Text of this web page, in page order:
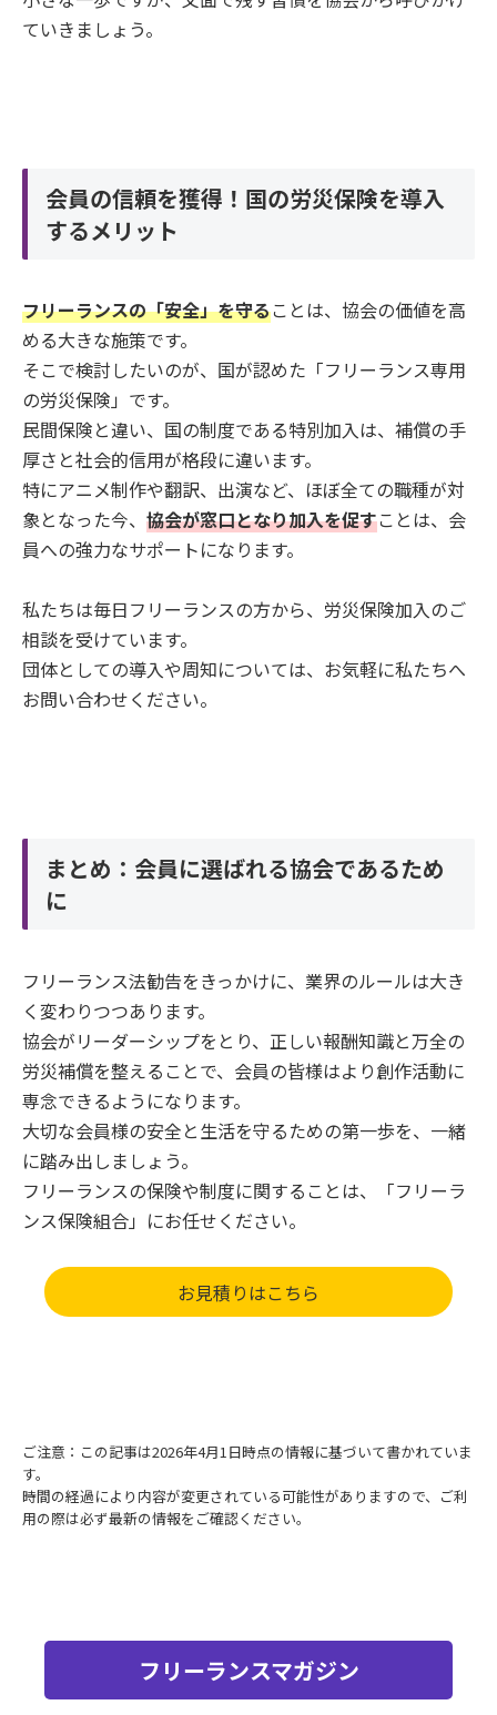
ていきましょう。
会員の信頼を獲得！国の労災保険を導入
するメリット
フリーランスの「安全」を守ることは、協会の価値を高
める大きな施策です。
そこで検討したいのが、国が認めた「フリーランス専用
の労災保険」です。
民間保険と違い、国の制度である特別加入は、補償の手
厚さと社会的信用が格段に違います。
特にアニメ制作や翻訳、出演など、ほぼ全ての職種が対
象となった今、 協会が窓口となり加入を促すことは、会
員への強力なサポートになります。
私たちは毎日フリーランスの方から、労災保険加入のご
相談を受けています。
団体としての導入や周知については、お気軽に私たちへ
お問い合わせください。
まとめ：会員に選ばれる協会であるため
に
フリーランス法勧告をきっかけに、業界のルールは大き
く変わりつつあります。
協会がリーダーシップをとり、正しい報酬知識と万全の
労災補償を整えることで、会員の皆様はより創作活動に
専念できるようになります。
大切な会員様の安全と生活を守るための第一歩を、一緒
に踏み出しましょう。
フリーランスの保険や制度に関することは、「フリーラ
ンス保険組合」にお任せください。
お見積りはこちら
ご注意：この記事は2026年4月1日時点の情報に基づいて書かれていま
す。
時間の経過により内容が変更されている可能性がありますので、ご利
用の際は必ず最新の情報をご確認ください。
フリーランスマガジン